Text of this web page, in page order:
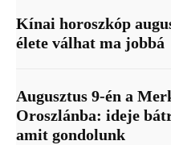
Kínai horoszkóp
élete válhat ma jobbá
Augusztus 9-én a
Oroszlánba: ideje
amit gondolunk